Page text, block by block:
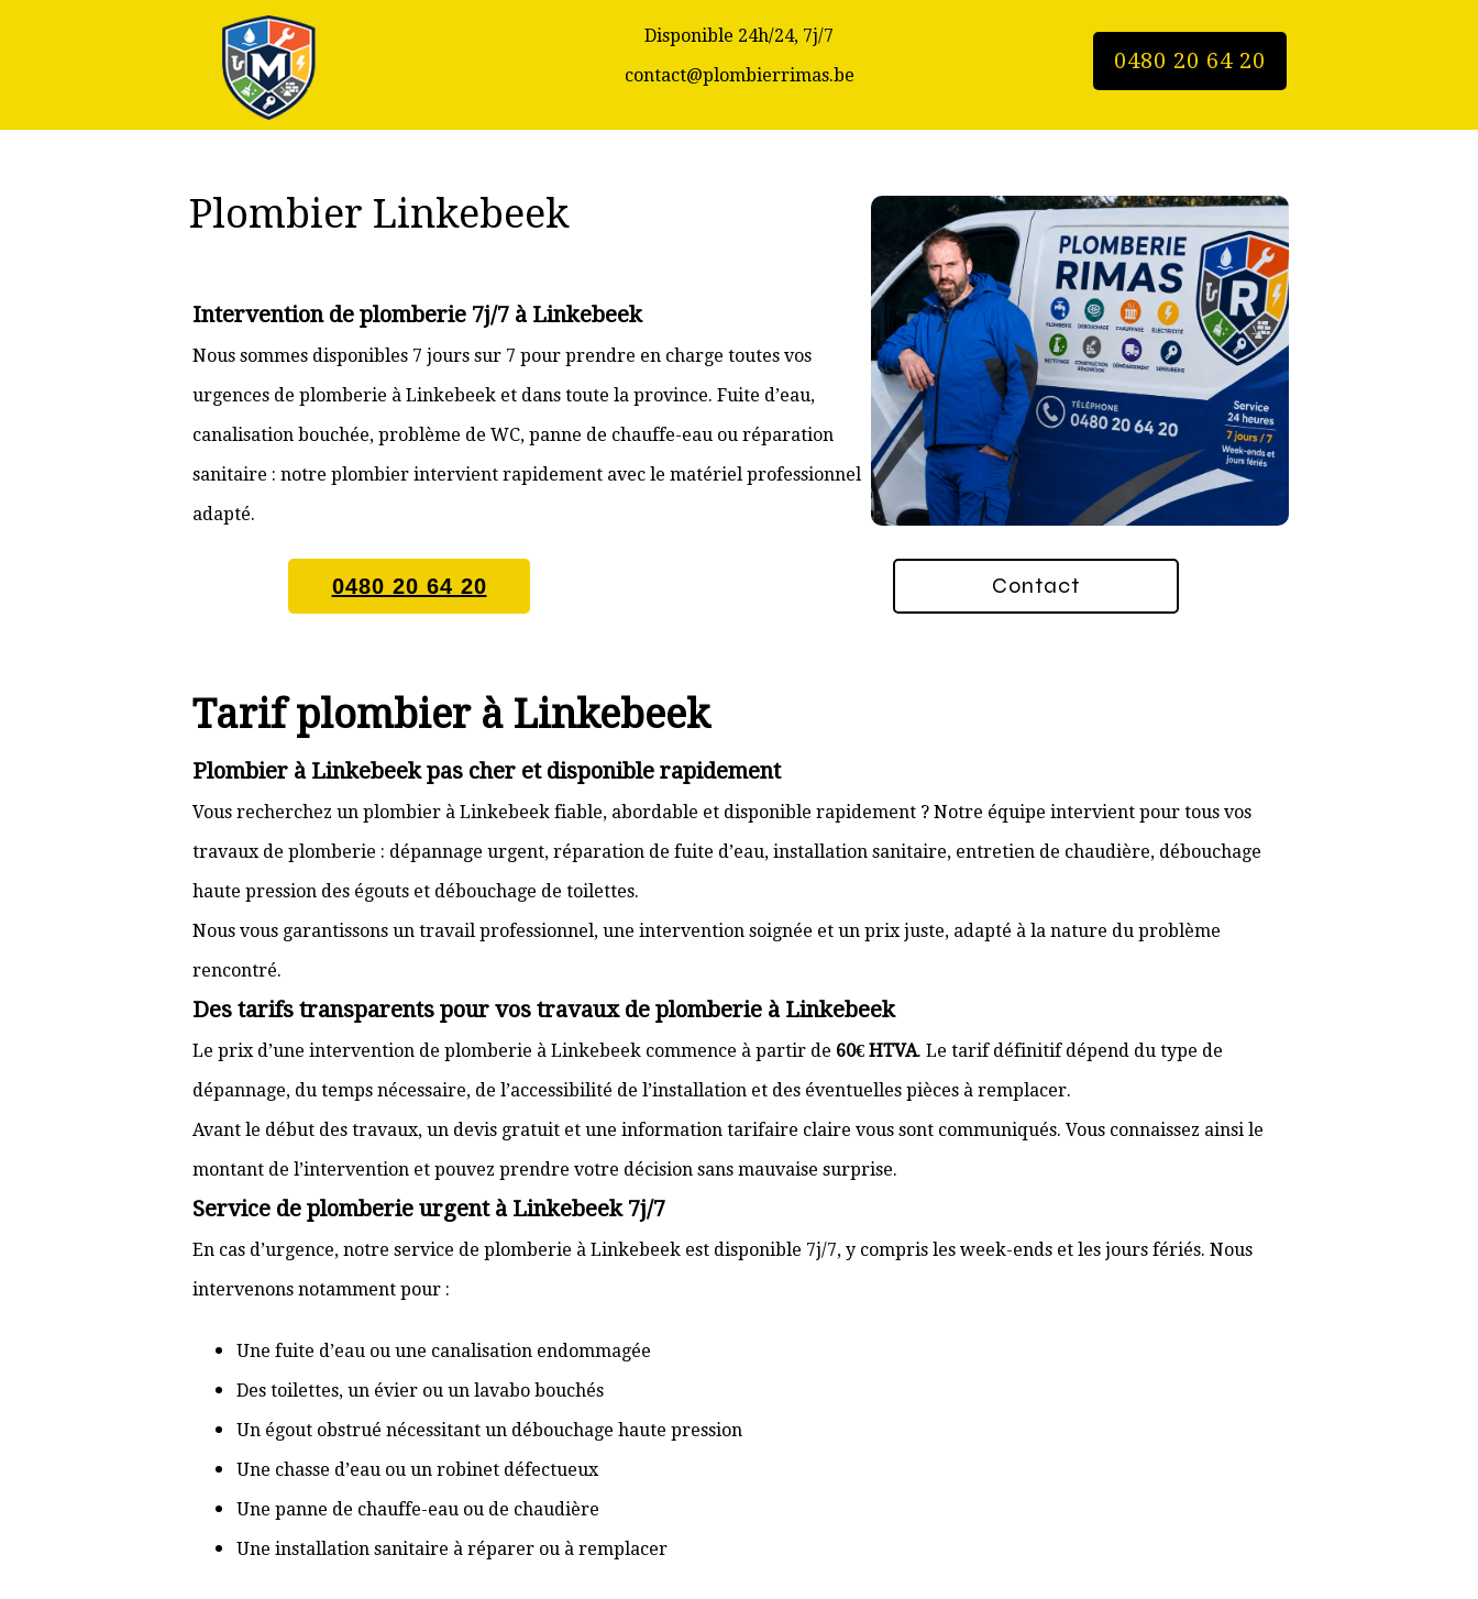
0480 20 64 20
Disponible 24h/24, 7j/7
contact@plombierrimas.be
Plombier Linkebeek
Intervention de plomberie 7j/7 à Linkebeek
Nous sommes disponibles 7 jours sur 7 pour prendre en charge toutes vos
urgences de plomberie à Linkebeek et dans toute la province. Fuite d’eau,
canalisation bouchée, problème de WC, panne de chauffe-eau ou réparation
sanitaire : notre plombier intervient rapidement avec le matériel professionnel
adapté.
0480 20 64 20 Contact
Tarif plombier à Linkebeek
Plombier à Linkebeek pas cher et disponible rapidement
Vous recherchez un plombier à Linkebeek fiable, abordable et disponible rapidement ? Notre équipe intervient pour tous vos
travaux de plomberie : dépannage urgent, réparation de fuite d’eau, installation sanitaire, entretien de chaudière, débouchage
haute pression des égouts et débouchage de toilettes.
Nous vous garantissons un travail professionnel, une intervention soignée et un prix juste, adapté à la nature du problème
rencontré.
Des tarifs transparents pour vos travaux de plomberie à Linkebeek
Le prix d’une intervention de plomberie à Linkebeek commence à partir de 60€ HTVA. Le tarif définitif dépend du type de
dépannage, du temps nécessaire, de l’accessibilité de l’installation et des éventuelles pièces à remplacer.
Avant le début des travaux, un devis gratuit et une information tarifaire claire vous sont communiqués. Vous connaissez ainsi le
montant de l’intervention et pouvez prendre votre décision sans mauvaise surprise.
Service de plomberie urgent à Linkebeek 7j/7
En cas d’urgence, notre service de plomberie à Linkebeek est disponible 7j/7, y compris les week-ends et les jours fériés. Nous
intervenons notamment pour :
Une fuite d’eau ou une canalisation endommagée
Des toilettes, un évier ou un lavabo bouchés
Un égout obstrué nécessitant un débouchage haute pression
Une chasse d’eau ou un robinet défectueux
Une panne de chauffe-eau ou de chaudière
Une installation sanitaire à réparer ou à remplacer